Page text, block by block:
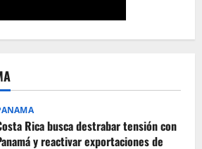
Rica busca destrabar tensión con
y reactivar exportaciones de